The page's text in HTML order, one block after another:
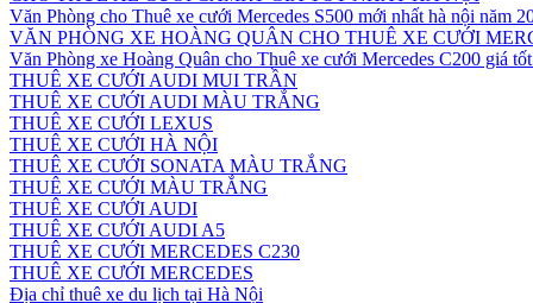
Văn Phòng cho Thuê xe cưới Mercedes S500 mới nhất hà nội năm
VĂN PHÒNG XE HOÀNG QUÂN CHO THUÊ XE CƯỚI
Văn Phòng xe Hoàng Quân cho Thuê xe cưới Mercedes C200 giá
THUÊ XE CƯỚI AUDI MUI TRẦN
THUÊ XE CƯỚI AUDI MÀU TRẮNG
THUÊ XE CƯỚI LEXUS
THUÊ XE CƯỚI HÀ NỘI
THUÊ XE CƯỚI SONATA MÀU TRẮNG
THUÊ XE CƯỚI MÀU TRẮNG
THUÊ XE CƯỚI AUDI
THUÊ XE CƯỚI AUDI A5
THUÊ XE CƯỚI MERCEDES C230
THUÊ XE CƯỚI MERCEDES
Địa chỉ thuê xe du lịch tại Hà Nội